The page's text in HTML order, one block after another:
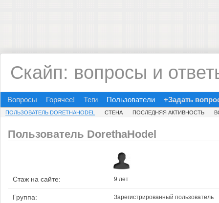
Скайп: вопросы и
Вопросы Горячее! Теги Пользователи +Задать
ПОЛЬЗОВАТЕЛЬ DORETHAHODEL СТЕНА ПОСЛЕДНЯЯ АКТИВНОСТЬ
Пользователь DorethaHodel
Стаж на сайте: 9 лет
Группа: Зарегистрированный пользователь